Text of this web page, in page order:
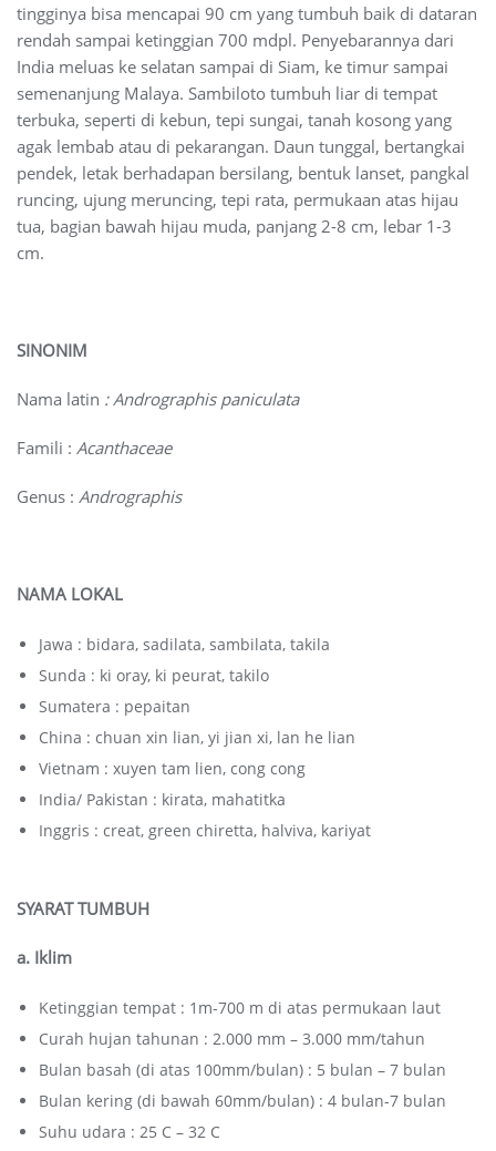
tingginya bisa mencapai 90 cm yang tumbuh baik di dataran
rendah sampai ketinggian 700 mdpl. Penyebarannya dari
India meluas ke selatan sampai di Siam, ke timur sampai
semenanjung Malaya. Sambiloto tumbuh liar di tempat
terbuka, seperti di kebun, tepi sungai, tanah kosong yang
agak lembab atau di pekarangan. Daun tunggal, bertangkai
pendek, letak berhadapan bersilang, bentuk lanset, pangkal
runcing, ujung meruncing, tepi rata, permukaan atas hijau
tua, bagian bawah hijau muda, panjang 2-8 cm, lebar 1-3
cm.
SINONIM
Nama latin : Andrographis paniculata
Famili : Acanthaceae
Genus : Andrographis
NAMA LOKAL
Jawa : bidara, sadilata, sambilata, takila
Sunda : ki oray, ki peurat, takilo
Sumatera : pepaitan
China : chuan xin lian, yi jian xi, lan he lian
Vietnam : xuyen tam lien, cong cong
India/ Pakistan : kirata, mahatitka
Inggris : creat, green chiretta, halviva, kariyat
SYARAT TUMBUH
a. Iklim
Ketinggian tempat : 1m-700 m di atas permukaan laut
Curah hujan tahunan : 2.000 mm – 3.000 mm/tahun
Bulan basah (di atas 100mm/bulan) : 5 bulan – 7 bulan
Bulan kering (di bawah 60mm/bulan) : 4 bulan-7 bulan
Suhu udara : 25 C – 32 C